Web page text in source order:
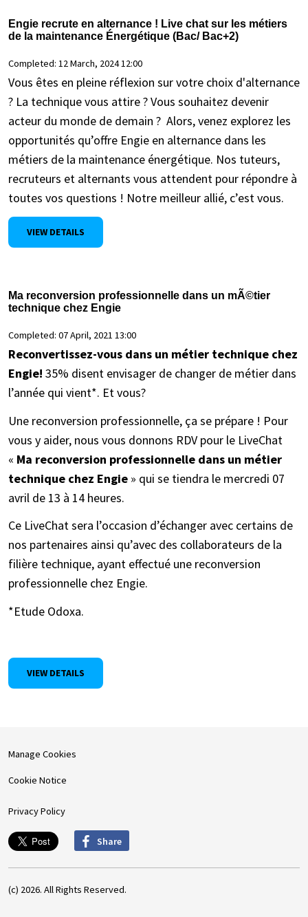
Engie recrute en alternance ! Live chat sur les métiers
de la maintenance Énergétique (Bac/ Bac+2)
Completed: 12 March, 2024 12:00
Vous êtes en pleine réflexion sur votre choix d'alternance
? La technique vous attire ? Vous souhaitez devenir
acteur du monde de demain ? Alors, venez explorez les
opportunités qu’offre Engie en alternance dans les
métiers de la maintenance énergétique. Nos tuteurs,
recruteurs et alternants vous attendent pour répondre à
toutes vos questions ! Notre meilleur allié, c’est vous.
VIEW DETAILS
Ma reconversion professionnelle dans un mÃ©tier
technique chez Engie
Completed: 07 April, 2021 13:00
Reconvertissez-vous dans un métier technique chez
Engie! 35% disent envisager de changer de métier dans
l’année qui vient*. Et vous?
Une reconversion professionnelle, ça se prépare ! Pour
vous y aider, nous vous donnons RDV pour le LiveChat
« Ma reconversion professionnelle dans un métier
technique chez Engie » qui se tiendra le mercredi 07
avril de 13 à 14 heures.
Ce LiveChat sera l’occasion d’échanger avec certains de
nos partenaires ainsi qu’avec des collaborateurs de la
filière technique, ayant effectué une reconversion
professionnelle chez Engie.
*Etude Odoxa.
VIEW DETAILS
Manage Cookies
Cookie Notice
Privacy Policy
Share
(c) 2026. All Rights Reserved.